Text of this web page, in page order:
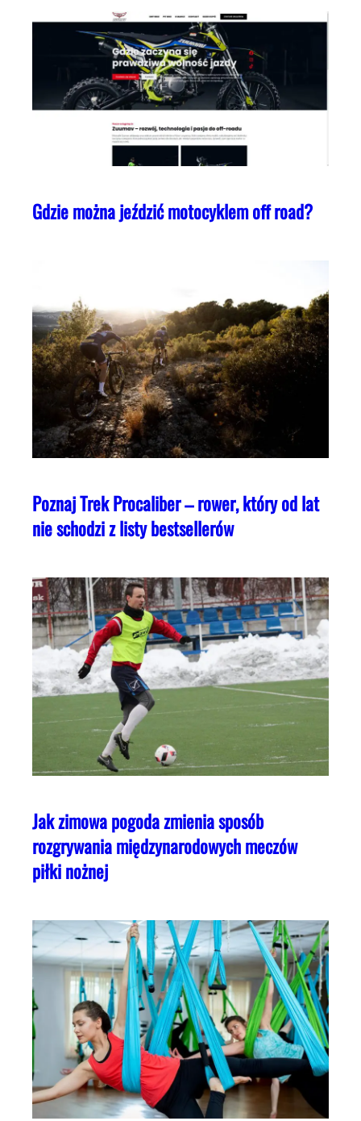
Gdzie można jeździć motocyklem off road?
Poznaj Trek Procaliber – rower, który od lat
nie schodzi z listy bestsellerów
Jak zimowa pogoda zmienia sposób
rozgrywania międzynarodowych meczów
piłki nożnej